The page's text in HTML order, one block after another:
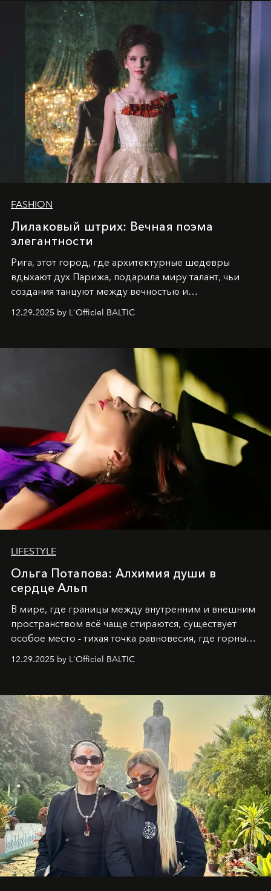
2025
и LUXIA June 2025, представляет собой
уникальное явление современной культуры.
FASHION
Лилаковый штрих: Вечная поэма
элегантности
Рига, этот город, где архитектурные шедевры
вдыхают дух Парижа, подарила миру талант, чьи
создания танцуют между вечностью и
12.29.2025 by L'Officiel BALTIC
LIFESTYLE
Ольга Потапова: Алхимия души в
сердце Альп
В мире, где границы между внутренним и внешним
пространством всё чаще стираются, существует
особое место - тихая точка равновесия, где горные
глубинами человеческой души. Здесь, на стыке
Ольга Потапова - женщина, чей путь от поиска
истины превратился в искусство превращения
человеческих кризисов в возможности для
возрождения.
12.29.2025 by L'Officiel BALTIC